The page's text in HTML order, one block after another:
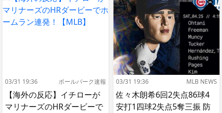
03/31 19:36 ボールパーク速報
【海外の反応】イチローが
マリナーズのHRダービーで
03/31 19:36 MLB NEWS
佐々木朗希6回2失点86球4
安打1四球2失点5奪三振 防